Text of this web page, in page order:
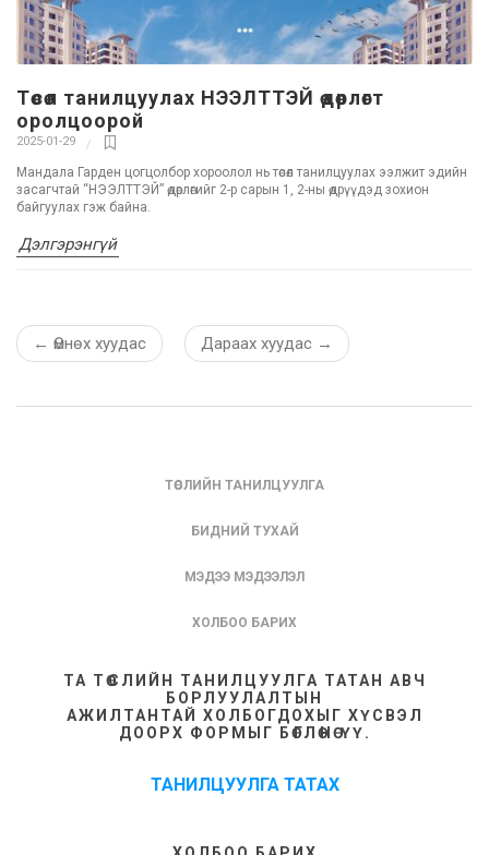
Төсөл танилцуулах НЭЭЛТТЭЙ өдөрлөгт
оролцоорой
2025-01-29
Мандала Гарден цогцолбор хороолол нь төсөл танилцуулах ээлжит эдийн
засагчтай “НЭЭЛТТЭЙ” өдөрлөгийг 2-р сарын 1, 2-ны өдрүүдэд зохион
байгуулах гэж байна.
Дэлгэрэнгүй
← Өмнөх хуудас Дараах хуудас →
ТӨСЛИЙН ТАНИЛЦУУЛГА
БИДНИЙ ТУХАЙ
МЭДЭЭ МЭДЭЭЛЭЛ
ХОЛБОО БАРИХ
ТА ТӨСЛИЙН ТАНИЛЦУУЛГА ТАТАН АВЧ
БОРЛУУЛАЛТЫН
АЖИЛТАНТАЙ ХОЛБОГДОХЫГ ХҮСВЭЛ
ДООРХ ФОРМЫГ БӨГЛӨНӨ ҮҮ.
ТАНИЛЦУУЛГА ТАТАХ